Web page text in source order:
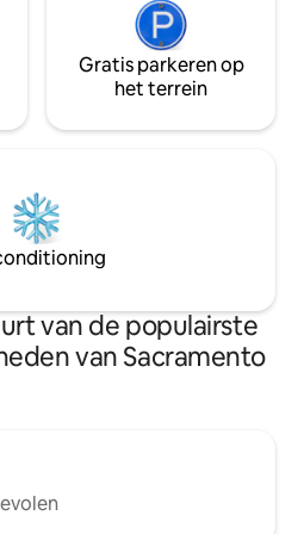
Gratis parkeren op
het terrein
van de populairste
van Sacramento